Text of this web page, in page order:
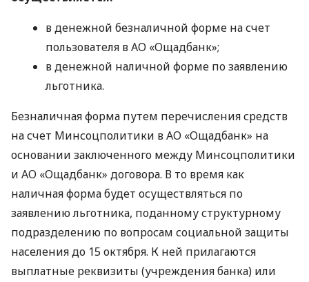
в денежной безналичной форме на счет
пользователя в АО «Ощадбанк»;
в денежной наличной форме по заявлению
льготника.
Безналичная форма путем перечисления средств
на счет Минсоцполитики в АО «Ощадбанк» на
основании заключенного между Минсоцполитики
и АО «Ощадбанк» договора. В то время как
наличная форма будет осуществляться по
заявлению льготника, поданному структурному
подразделению по вопросам социальной защиты
населения до 15 октября. К ней прилагаются
выплатные реквизиты (учреждения банка) или